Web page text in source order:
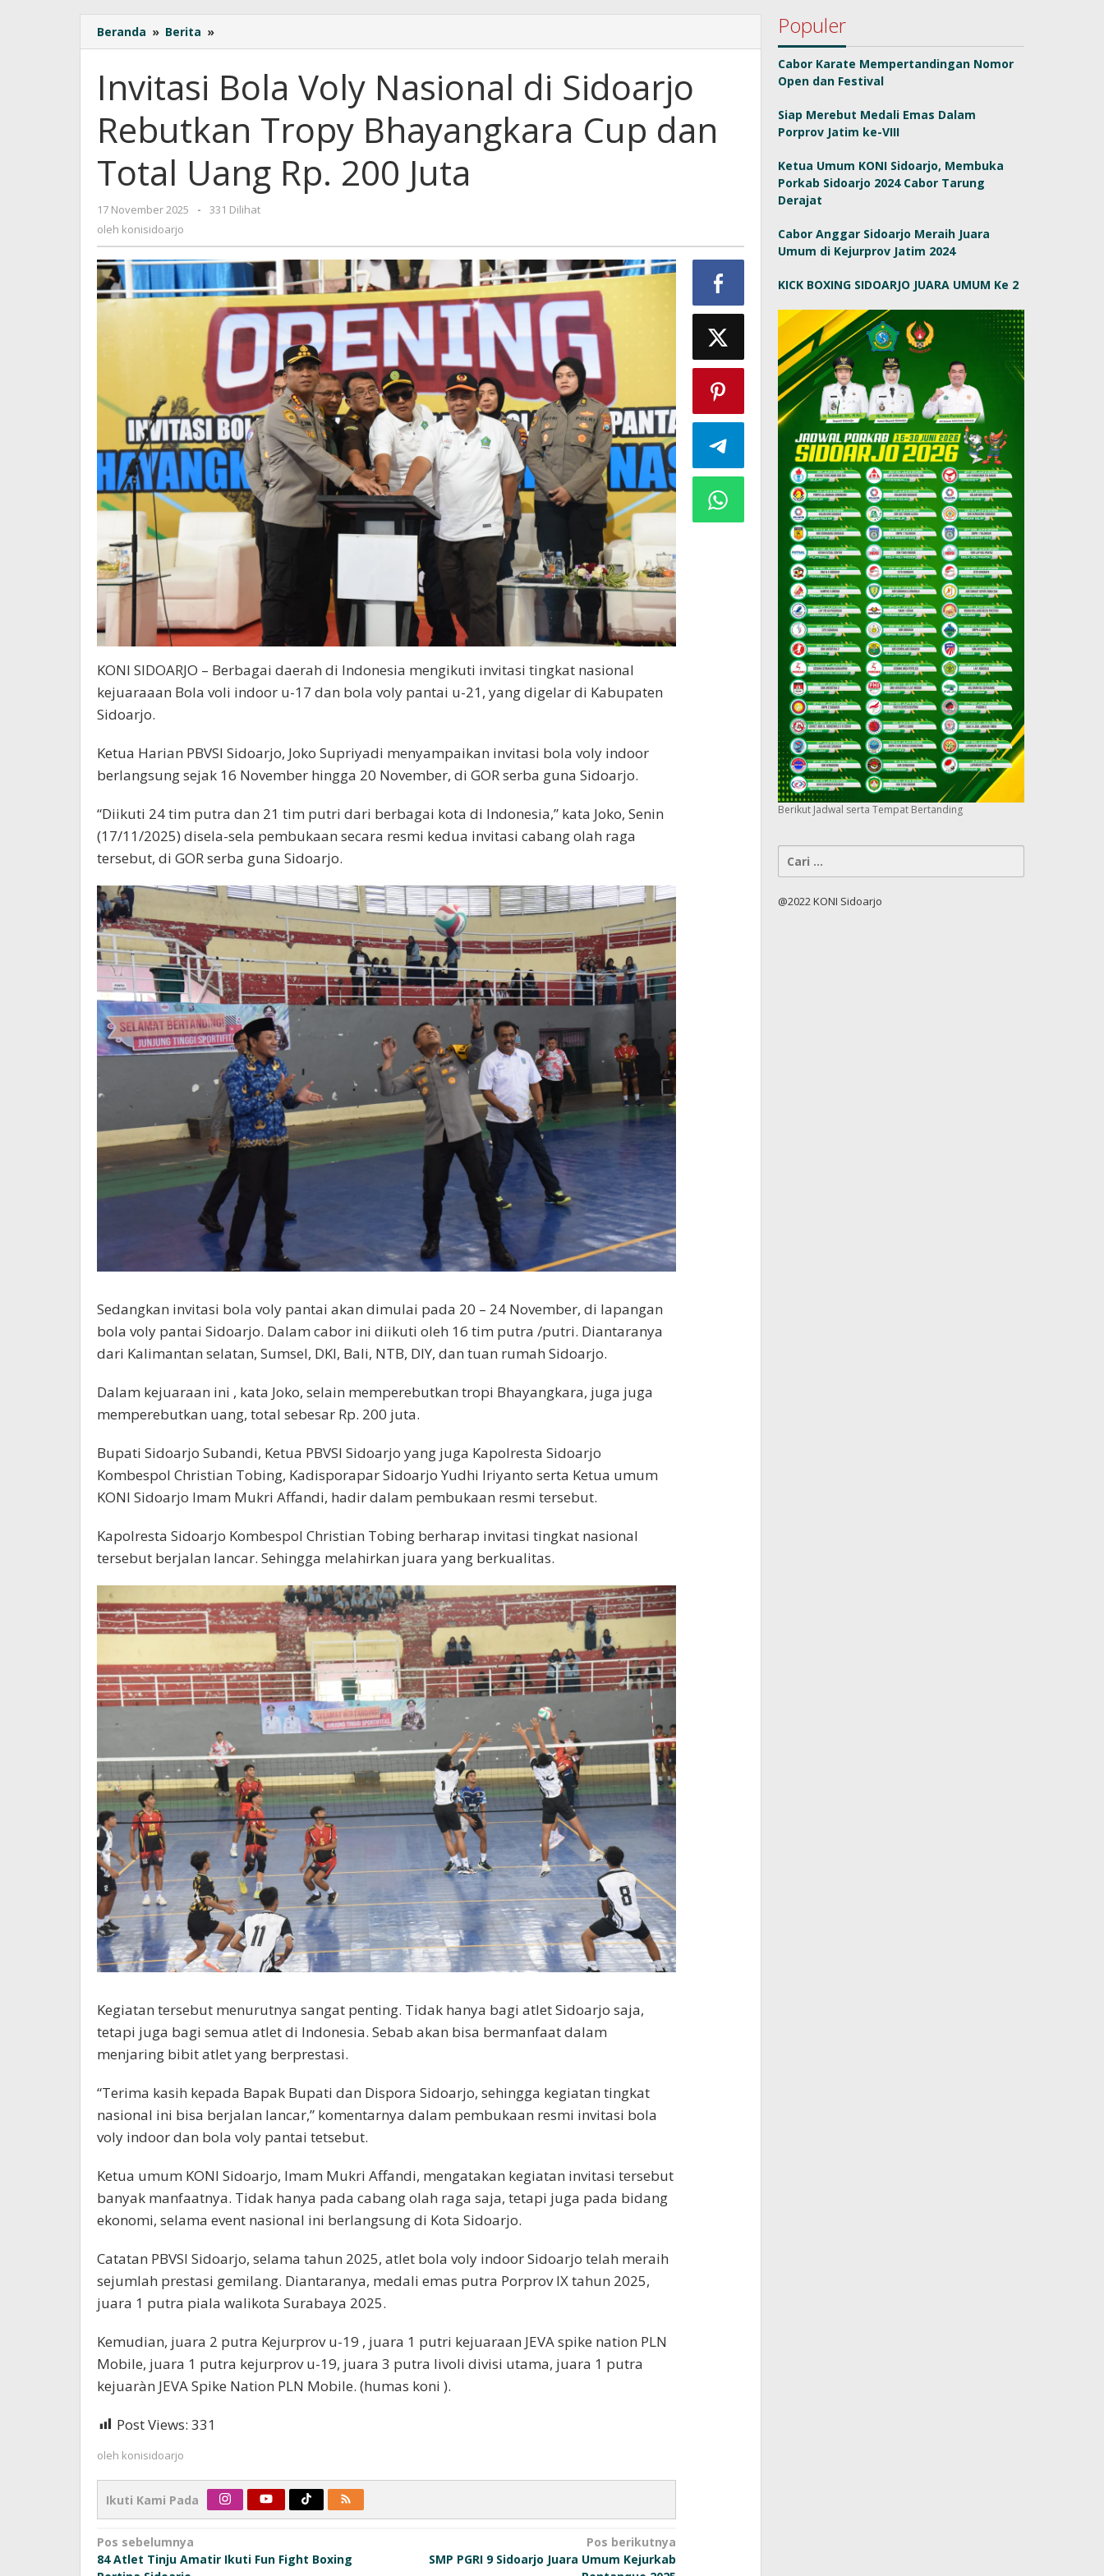
Beranda » Berita »
Bola
Nasional
di
Sidoarjo
Rebutkan
Bhayangkara
Cup
dan
Rp.
200
Juta
Invitasi Bola Voly Nasional di Sidoarjo
Rebutkan Tropy Bhayangkara Cup dan
Total Uang Rp. 200 Juta
17 November 2025
oleh
-
331 Dilihat
oleh konisidoarjo
KONI SIDOARJO – Berbagai daerah di Indonesia mengikuti invitasi tingkat nasional
kejuaraaan Bola voli indoor u-17 dan bola voly pantai u-21, yang digelar di Kabupaten
Sidoarjo.
Ketua Harian PBVSI Sidoarjo, Joko Supriyadi menyampaikan invitasi bola voly indoor
berlangsung sejak 16 November hingga 20 November, di GOR serba guna Sidoarjo.
“Diikuti 24 tim putra dan 21 tim putri dari berbagai kota di Indonesia,” kata Joko, Senin
(17/11/2025) disela-sela pembukaan secara resmi kedua invitasi cabang olah raga
tersebut, di GOR serba guna Sidoarjo.
Sedangkan invitasi bola voly pantai akan dimulai pada 20 – 24 November, di lapangan
bola voly pantai Sidoarjo. Dalam cabor ini diikuti oleh 16 tim putra /putri. Diantaranya
dari Kalimantan selatan, Sumsel, DKI, Bali, NTB, DIY, dan tuan rumah Sidoarjo.
Dalam kejuaraan ini , kata Joko, selain memperebutkan tropi Bhayangkara, juga juga
memperebutkan uang, total sebesar Rp. 200 juta.
Bupati Sidoarjo Subandi, Ketua PBVSI Sidoarjo yang juga Kapolresta Sidoarjo
Kombespol Christian Tobing, Kadisporapar Sidoarjo Yudhi Iriyanto serta Ketua umum
KONI Sidoarjo Imam Mukri Affandi, hadir dalam pembukaan resmi tersebut.
Kapolresta Sidoarjo Kombespol Christian Tobing berharap invitasi tingkat nasional
tersebut berjalan lancar. Sehingga melahirkan juara yang berkualitas.
Kegiatan tersebut menurutnya sangat penting. Tidak hanya bagi atlet Sidoarjo saja,
tetapi juga bagi semua atlet di Indonesia. Sebab akan bisa bermanfaat dalam
menjaring bibit atlet yang berprestasi.
“Terima kasih kepada Bapak Bupati dan Dispora Sidoarjo, sehingga kegiatan tingkat
nasional ini bisa berjalan lancar,” komentarnya dalam pembukaan resmi invitasi bola
voly indoor dan bola voly pantai tetsebut.
Ketua umum KONI Sidoarjo, Imam Mukri Affandi, mengatakan kegiatan invitasi tersebut
banyak manfaatnya. Tidak hanya pada cabang olah raga saja, tetapi juga pada bidang
ekonomi, selama event nasional ini berlangsung di Kota Sidoarjo.
Catatan PBVSI Sidoarjo, selama tahun 2025, atlet bola voly indoor Sidoarjo telah meraih
sejumlah prestasi gemilang. Diantaranya, medali emas putra Porprov IX tahun 2025,
juara 1 putra piala walikota Surabaya 2025.
Kemudian, juara 2 putra Kejurprov u-19 , juara 1 putri kejuaraan JEVA spike nation PLN
Mobile, juara 1 putra kejurprov u-19, juara 3 putra livoli divisi utama, juara 1 putra
kejuaràn JEVA Spike Nation PLN Mobile. (humas koni ).
Post Views: 331
oleh konisidoarjo
Ikuti Kami Pada
Navigasi
pos
Pos sebelumnya
84 Atlet Tinju Amatir Ikuti Fun Fight Boxing
Pos berikutnya
SMP PGRI 9 Sidoarjo Juara Umum Kejurkab
Populer
Cabor Karate Mempertandingan Nomor
Open dan Festival
Siap Merebut Medali Emas Dalam
Porprov Jatim ke-VIII
Ketua Umum KONI Sidoarjo, Membuka
Porkab Sidoarjo 2024 Cabor Tarung
Derajat
Cabor Anggar Sidoarjo Meraih Juara
Umum di Kejurprov Jatim 2024
KICK BOXING SIDOARJO JUARA UMUM Ke 2
Berikut Jadwal serta Tempat Bertanding
Cari
@2022 KONI Sidoarjo